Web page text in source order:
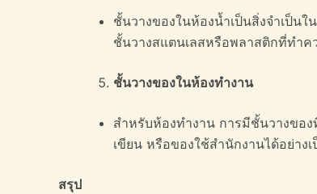
ชั้นวางของในห้องน้ำเป็นสิ่งจำเป็น
ชั้นวางสแตนเลสหรือพลาสติกที่ทำค
ชั้นวางของในห้องทำงาน
สำหรับห้องทำงาน การมีชั้นวางของ
เขียน หรือของใช้สำนักงานได้อย่างเ
สรุป